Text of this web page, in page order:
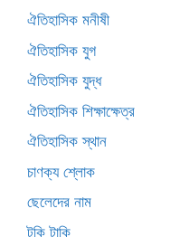
ঐতিহাসিক মনীষী
ঐতিহাসিক যুগ
ঐতিহাসিক যুদ্ধ
ঐতিহাসিক শিক্ষাক্ষেত্র
ঐতিহাসিক স্থান
চাণক্য শ্লোক
ছেলেদের নাম
টুকি টাকি